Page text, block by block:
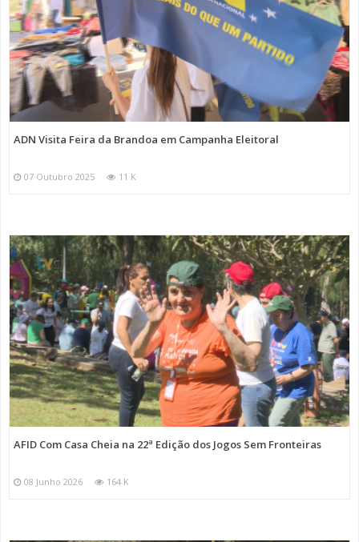
ADN Visita Feira da Brandoa em Campanha Eleitoral
07 Outubro 2025 11 K
AFID Com Casa Cheia na 22ª Edição dos Jogos Sem Fronteiras
08 Junho 2026 164 K